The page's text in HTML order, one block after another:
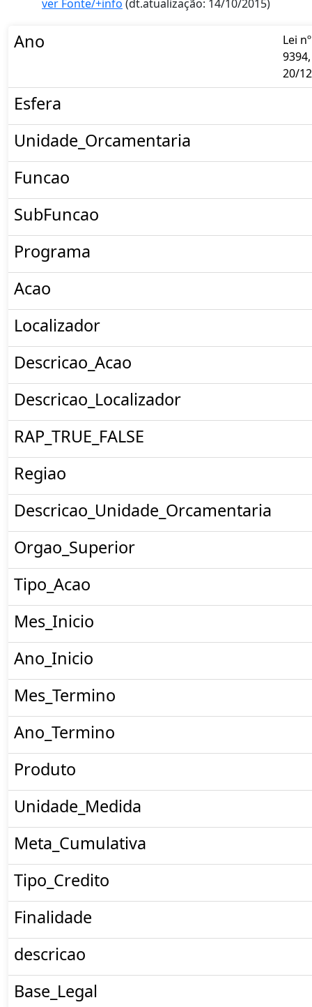
ver Fonte/+info (dt.atualização: 14/10/2015)
Ano
Lei nº
20/
Esfera
Unidade_Orcamentaria
Funcao
SubFuncao
Programa
Acao
Localizador
Descricao_Acao
Descricao_Localizador
RAP_TRUE_FALSE
Regiao
Descricao_Unidade_Orcamentaria
Orgao_Superior
Tipo_Acao
Mes_Inicio
Ano_Inicio
Mes_Termino
Ano_Termino
Produto
Unidade_Medida
Meta_Cumulativa
Tipo_Credito
Finalidade
descricao
Base_Legal